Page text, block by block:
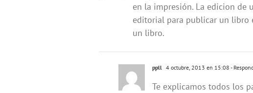
en la impresión. La edicion de
editorial para publicar un libro
un libro.
ppll 4 octubre, 2013 en 15:08 -
Te explicamos todos los